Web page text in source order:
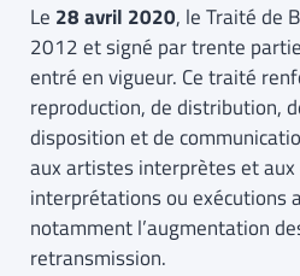
Le 28 avril 2020, le Traité de
2012 et signé par trente
entré en vigueur. Ce traité
reproduction, de distribution,
disposition et de
aux artistes interprètes et
interprétations ou exécutions
notamment l’augmentation
retransmission.